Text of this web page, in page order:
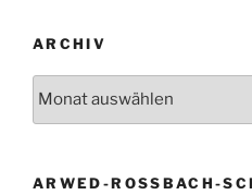
ARCHIV
ARWED-ROSSBACH-